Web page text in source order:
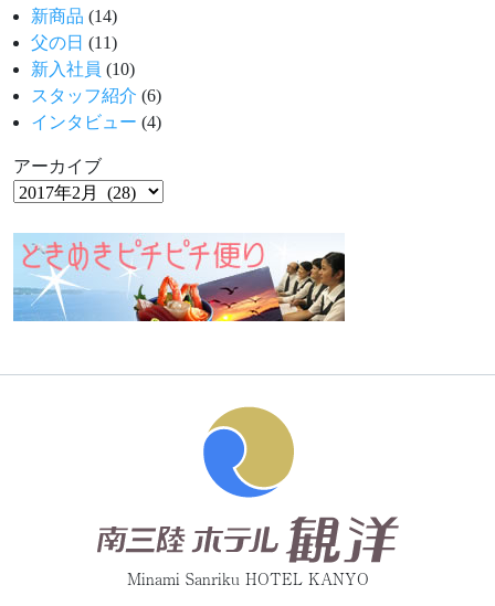
新商品 (14)
父の日 (11)
新入社員 (10)
スタッフ紹介 (6)
インタビュー (4)
アーカイブ
Minami Sanriku HOTEL KANYO